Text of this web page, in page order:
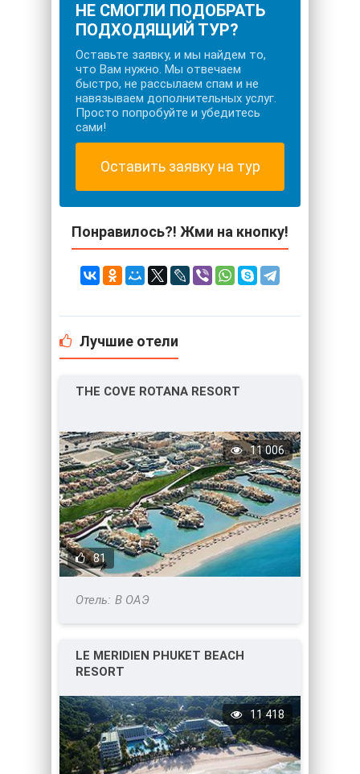
НЕ СМОГЛИ ПОДОБРАТЬ
ПОДХОДЯЩИЙ ТУР?
Оставьте заявку, и мы найдем то,
что Вам нужно. Мы отвечаем
быстро, не рассылаем спам и не
навязываем дополнительных услуг.
Просто попробуйте и убедитесь
сами!
Оставить заявку на тур
Понравилось?! Жми на кнопку!
Лучшие отели
THE COVE ROTANA RESORT
81
11 006
В ОАЭ
LE MERIDIEN PHUKET BEACH
RESORT
11 418